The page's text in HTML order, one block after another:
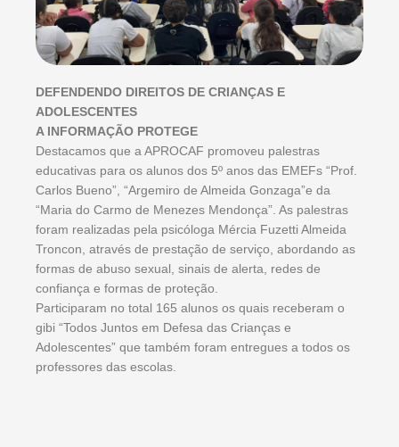
DEFENDENDO DIREITOS DE CRIANÇAS E
ADOLESCENTES
A INFORMAÇÃO PROTEGE
Destacamos que a APROCAF promoveu palestras
educativas para os alunos dos 5º anos das EMEFs “Prof.
Carlos Bueno”, “Argemiro de Almeida Gonzaga”e da
“Maria do Carmo de Menezes Mendonça”. As palestras
foram realizadas pela psicóloga Mércia Fuzetti Almeida
Troncon, através de prestação de serviço, abordando as
formas de abuso sexual, sinais de alerta, redes de
confiança e formas de proteção.
Participaram no total 165 alunos os quais receberam o
gibi “Todos Juntos em Defesa das Crianças e
Adolescentes” que também foram entregues a todos os
professores das escolas.